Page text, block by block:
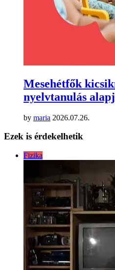
Mesehétfők
nyelvtanulás
by maria 2026.07.26.
Ezek is érdekelhetik
Fizika